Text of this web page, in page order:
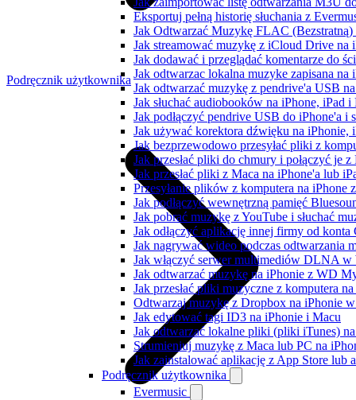
Eksportuj pełną historię słuchania z
Jak Odtwarzać Muzykę FLAC
Jak streamować muzykę z iCloud Drive na
Jak dodawać i przeglądać komentarze do
Jak odtwarzac lokalna muzyke zapisana na
Jak odtwarzać muzykę z pendrive'a USB
Jak słuchać audiobooków na iPhone, iPad
Jak podłączyć pendrive USB do iPhone'a i
Jak używać korektora dźwięku na
Jak bezprzewodowo przesyłać pliki z
Jak przesłać pliki do chmury i połączyć je
Jak przesłać pliki z Maca na iPhone'a lub
Przesyłanie plików z komputera na iPhone
Jak podłączyć wewnętrzną pamięć
Jak pobrać muzykę z YouTube i słuchać
Jak odłączyć aplikację innej firmy od konta
Jak nagrywać wideo podczas odtwarzania
Jak włączyć serwer multimediów DLNA
Jak odtwarzać muzykę na iPhonie z WD
Jak przesłać pliki muzyczne z komputera
Odtwarzaj muzykę z Dropbox na iPhonie
Jak edytować tagi ID3 na iPhonie i Macu
Jak odtwarzać lokalne pliki (pliki iTunes)
Strumieniuj muzykę z Maca lub PC na
Jak zainstalować aplikację z App Store
Podręcznik użytkownika
Evermusic
Podręcznik użytkownika